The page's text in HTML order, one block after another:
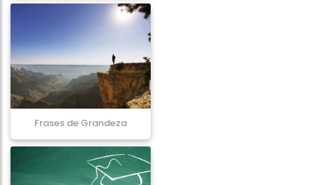
Frases de Grandeza